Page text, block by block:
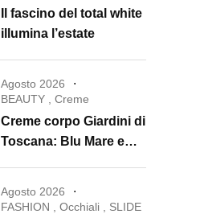
Il fascino del total white
illumina l’estate
Agosto 2026
BEAUTY
Creme
Creme corpo Giardini di
Toscana: Blu Mare e
di lusso
Agosto 2026
FASHION
Occhiali SLIDE